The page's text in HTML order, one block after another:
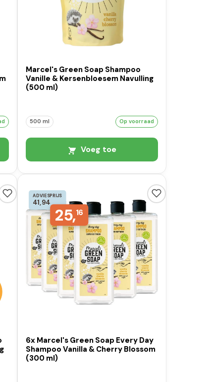
Marcel's Green Soap Shampoo
Vanille & Kersenbloesem Navulling
(500 ml)
500 ml Op voorraad
Voeg toe
ADVIESPRIJS
41,94
25,16
6x Marcel's Green Soap Every Day
Shampoo Vanilla & Cherry Blossom
(300 ml)